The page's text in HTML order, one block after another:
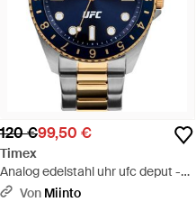
120 €99,50 €
Timex
Analog edelstahl uhr ufc deput -
Mettallic
Von Miinto